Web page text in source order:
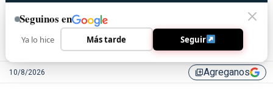
10/8/2026 library_addAgreganos
Seguinos en
Ya lo hice Más tarde Seguir